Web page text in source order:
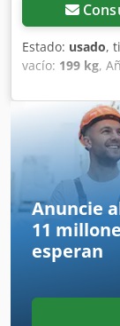
Estado: usado,
vacío: 199 kg,
gasolina.
Aifekr Fuerza
Movimiento
IVA.
Anuncie
11
esperan